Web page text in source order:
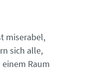
miserabel,
sich alle,
Raum